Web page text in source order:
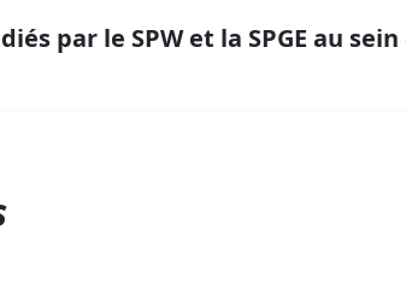
par le SPW et la SPGE au sein